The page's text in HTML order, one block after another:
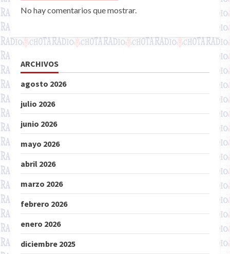
No hay comentarios que mostrar.
ARCHIVOS
agosto 2026
julio 2026
junio 2026
mayo 2026
abril 2026
marzo 2026
febrero 2026
enero 2026
diciembre 2025